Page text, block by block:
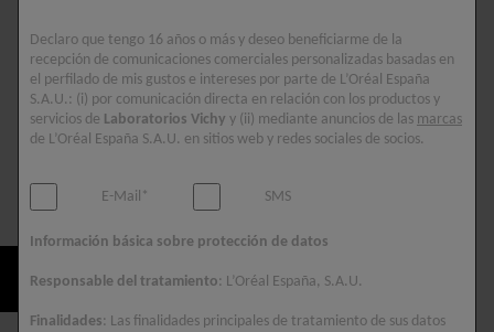
Selected size 50 ML
COMPRAR AHORA
Declaro que tengo 16 años o más y deseo beneficiarme de la
recepción de comunicaciones comerciales personalizadas basadas en
el perfilado de mis gustos e intereses por parte de L’Oréal España
S.A.U.: (i) por comunicación directa en relación con los productos y
servicios de Laboratorios Vichy y (ii) mediante anuncios de las marcas
de L’Oréal España S.A.U. en sitios web y redes sociales de socios.
E-Mail* SMS
Información básica sobre protección de datos
Responsable del tratamiento: L’Oréal España, S.A.U.
Finalidades: Las finalidades principales de tratamiento de sus datos